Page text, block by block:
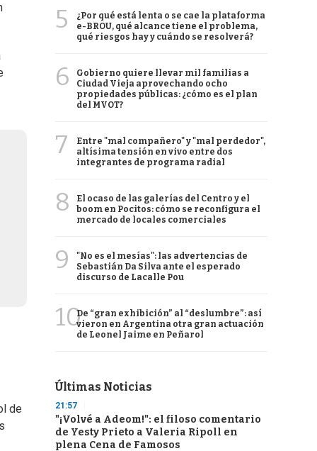
de
5
¿Por qué está lenta o se cae la plataforma
e-BROU, qué alcance tiene el problema,
qué riesgos hay y cuándo se resolverá?
6
Gobierno quiere llevar mil familias a
Ciudad Vieja aprovechando ocho
propiedades públicas: ¿cómo es el plan
del MVOT?
7
Entre "mal compañero" y "mal perdedor",
altísima tensión en vivo entre dos
integrantes de programa radial
8
El ocaso de las galerías del Centro y el
boom en Pocitos: cómo se reconfigura el
mercado de locales comerciales
9
"No es el mesías": las advertencias de
Sebastián Da Silva ante el esperado
discurso de Lacalle Pou
10De “gran exhibición” al “deslumbre”: así
vieron en Argentina otra gran actuación
de Leonel Jaime en Peñarol
Últimas Noticias
21:57
"¡Volvé a Adeom!": el filoso comentario
de Yesty Prieto a Valeria Ripoll en
plena Cena de Famosos